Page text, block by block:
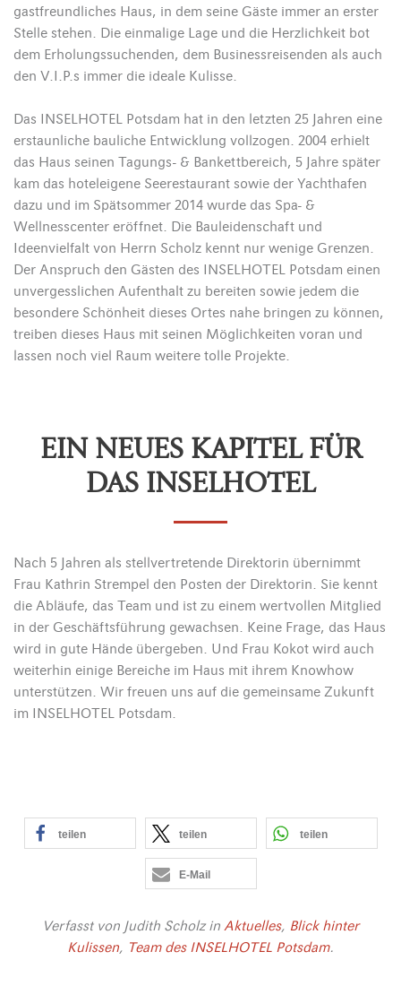
gastfreundliches Haus, in dem seine Gäste immer an erster
Stelle stehen. Die einmalige Lage und die Herzlichkeit bot
dem Erholungssuchenden, dem Businessreisenden als auch
den V.I.P.s immer die ideale Kulisse.
Das INSELHOTEL Potsdam hat in den letzten 25 Jahren eine
erstaunliche bauliche Entwicklung vollzogen. 2004 erhielt
das Haus seinen Tagungs- & Bankettbereich, 5 Jahre später
kam das hoteleigene Seerestaurant sowie der Yachthafen
dazu und im Spätsommer 2014 wurde das Spa- &
Wellnesscenter eröffnet. Die Bauleidenschaft und
Ideenvielfalt von Herrn Scholz kennt nur wenige Grenzen.
Der Anspruch den Gästen des INSELHOTEL Potsdam einen
unvergesslichen Aufenthalt zu bereiten sowie jedem die
besondere Schönheit dieses Ortes nahe bringen zu können,
treiben dieses Haus mit seinen Möglichkeiten voran und
lassen noch viel Raum weitere tolle Projekte.
EIN NEUES KAPITEL FÜR
DAS INSELHOTEL
Nach 5 Jahren als stellvertretende Direktorin übernimmt
Frau Kathrin Strempel den Posten der Direktorin. Sie kennt
die Abläufe, das Team und ist zu einem wertvollen Mitglied
in der Geschäftsführung gewachsen. Keine Frage, das Haus
wird in gute Hände übergeben. Und Frau Kokot wird auch
weiterhin einige Bereiche im Haus mit ihrem Knowhow
unterstützen. Wir freuen uns auf die gemeinsame Zukunft
im INSELHOTEL Potsdam.
teilen teilen teilen
E-Mail
Verfasst von Judith Scholzin Aktuelles, Blick hinter
Kulissen, Team des INSELHOTEL Potsdam.